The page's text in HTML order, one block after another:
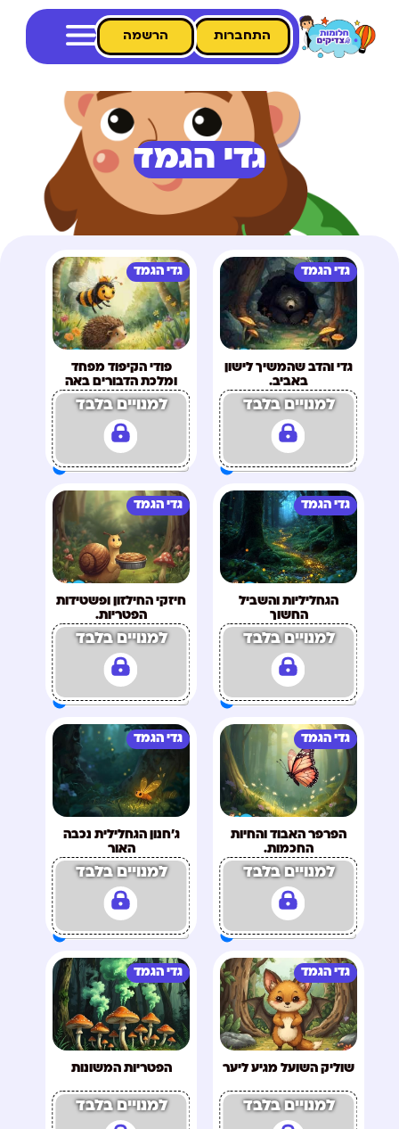
התחברות הרשמה
גדי הגמד
גדי הגמד
גדי והדב שהמשיך לישון
באביב.
למנויים בלבד
גדי הגמד
פודי הקיפוד מפחד
ומלכת הדבורים באה
לעזור
למנויים בלבד
גדי הגמד
הגחליליות והשביל
החשוך
למנויים בלבד
גדי הגמד
חיזקי החילזון ופשטידות
הפטריות.
למנויים בלבד
גדי הגמד
הפרפר האבוד והחיות
החכמות.
למנויים בלבד
גדי הגמד
ג'חנון הגחלילית נכבה
האור
למנויים בלבד
גדי הגמד
שוליק השועל מגיע ליער
למנויים בלבד
גדי הגמד
הפטריות המשונות
למנויים בלבד